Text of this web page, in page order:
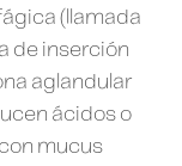
(llamada
de inserción
aglandular
ácidos o
mucus